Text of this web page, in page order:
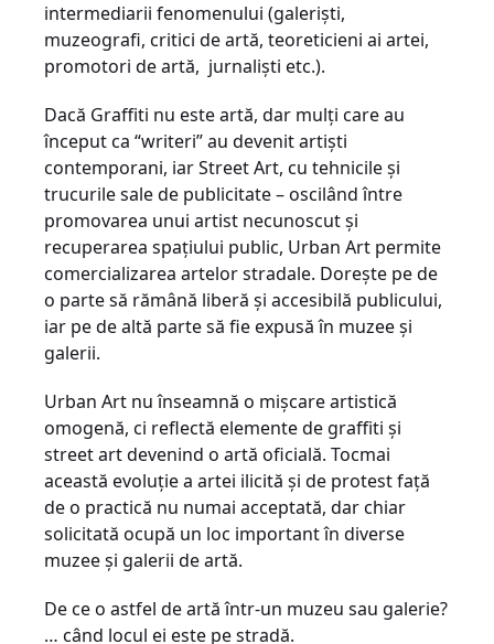
intermediarii fenomenului (galeriști,
muzeografi, critici de artă, teoreticieni ai artei,
promotori de artă, jurnaliști etc.).
Dacă Graffiti nu este artă, dar mulți care au
început ca “writeri” au devenit artiști
contemporani, iar Street Art, cu tehnicile și
trucurile sale de publicitate – oscilând între
promovarea unui artist necunoscut și
recuperarea spațiului public, Urban Art permite
comercializarea artelor stradale. Dorește pe de
o parte să rămână liberă și accesibilă publicului,
iar pe de altă parte să fie expusă în muzee și
galerii.
Urban Art nu înseamnă o mișcare artistică
omogenă, ci reflectă elemente de graffiti și
street art devenind o artă oficială. Tocmai
această evoluție a artei ilicită și de protest față
de o practică nu numai acceptată, dar chiar
solicitată ocupă un loc important în diverse
muzee și galerii de artă.
De ce o astfel de artă într-un muzeu sau galerie?
… când locul ei este pe stradă.